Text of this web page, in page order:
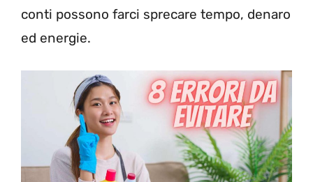
conti possono farci sprecare tempo, denaro
ed energie.